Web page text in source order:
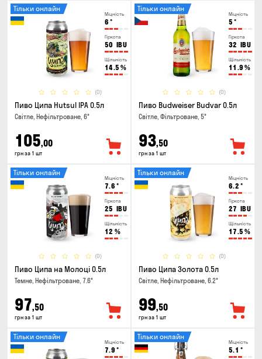
Міцність
6 °
Гіркота
50 IBU
Щільність
14.5 %
(0)
Тільки онлайн
Пиво Ципа Hutsul IPA 0.5л
Світле, Нефільтроване, 6°
105,00
грн за 1 шт
Міцність
5 °
Гіркота
32 IBU
Щільність
11.9 %
(0)
Тільки онлайн
Пиво Budweiser Budvar 0.5л
Світле, Фільтроване, 5°
93,50
грн за 1 шт
Міцність
7.6 °
Гіркота
25 IBU
Щільність
12 %
(0)
Тільки онлайн
Пиво Ципа на Молоці 0.5л
Темне, Нефільтроване, 7.6°
97,50
грн за 1 шт
Міцність
6.2 °
Гіркота
27 IBU
Щільність
17.5 %
(0)
Тільки онлайн
Пиво Ципа Золота 0.5л
Світле, Нефільтроване, 6.2°
99,50
грн за 1 шт
Міцність
7.9 °
Тільки онлайн
Міцність
5.1 °
Тільки онлайн